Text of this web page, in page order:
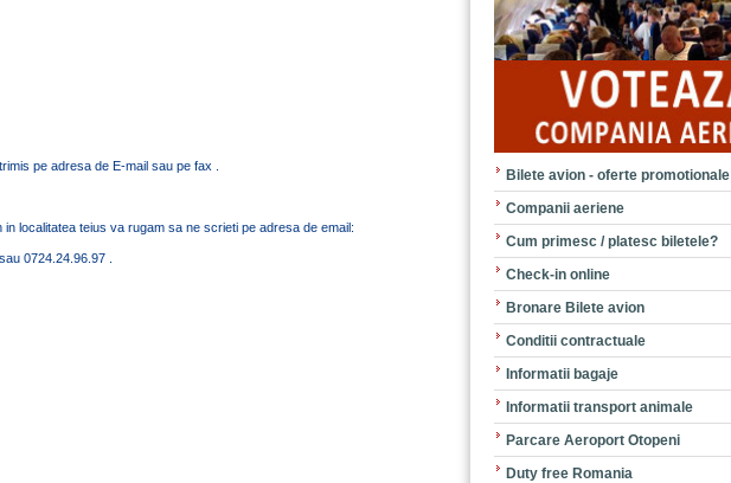
pe adresa de E-mail sau pe fax .
localitatea teius va rugam sa ne scrieti pe adresa de email:
0724.24.96.97 .
Bilete avion - oferte promotionale
Companii aeriene
Cum primesc / platesc biletele?
Check-in online
Bronare Bilete avion
Conditii contractuale
Informatii bagaje
Informatii transport animale
Parcare Aeroport Otopeni
Duty free Romania